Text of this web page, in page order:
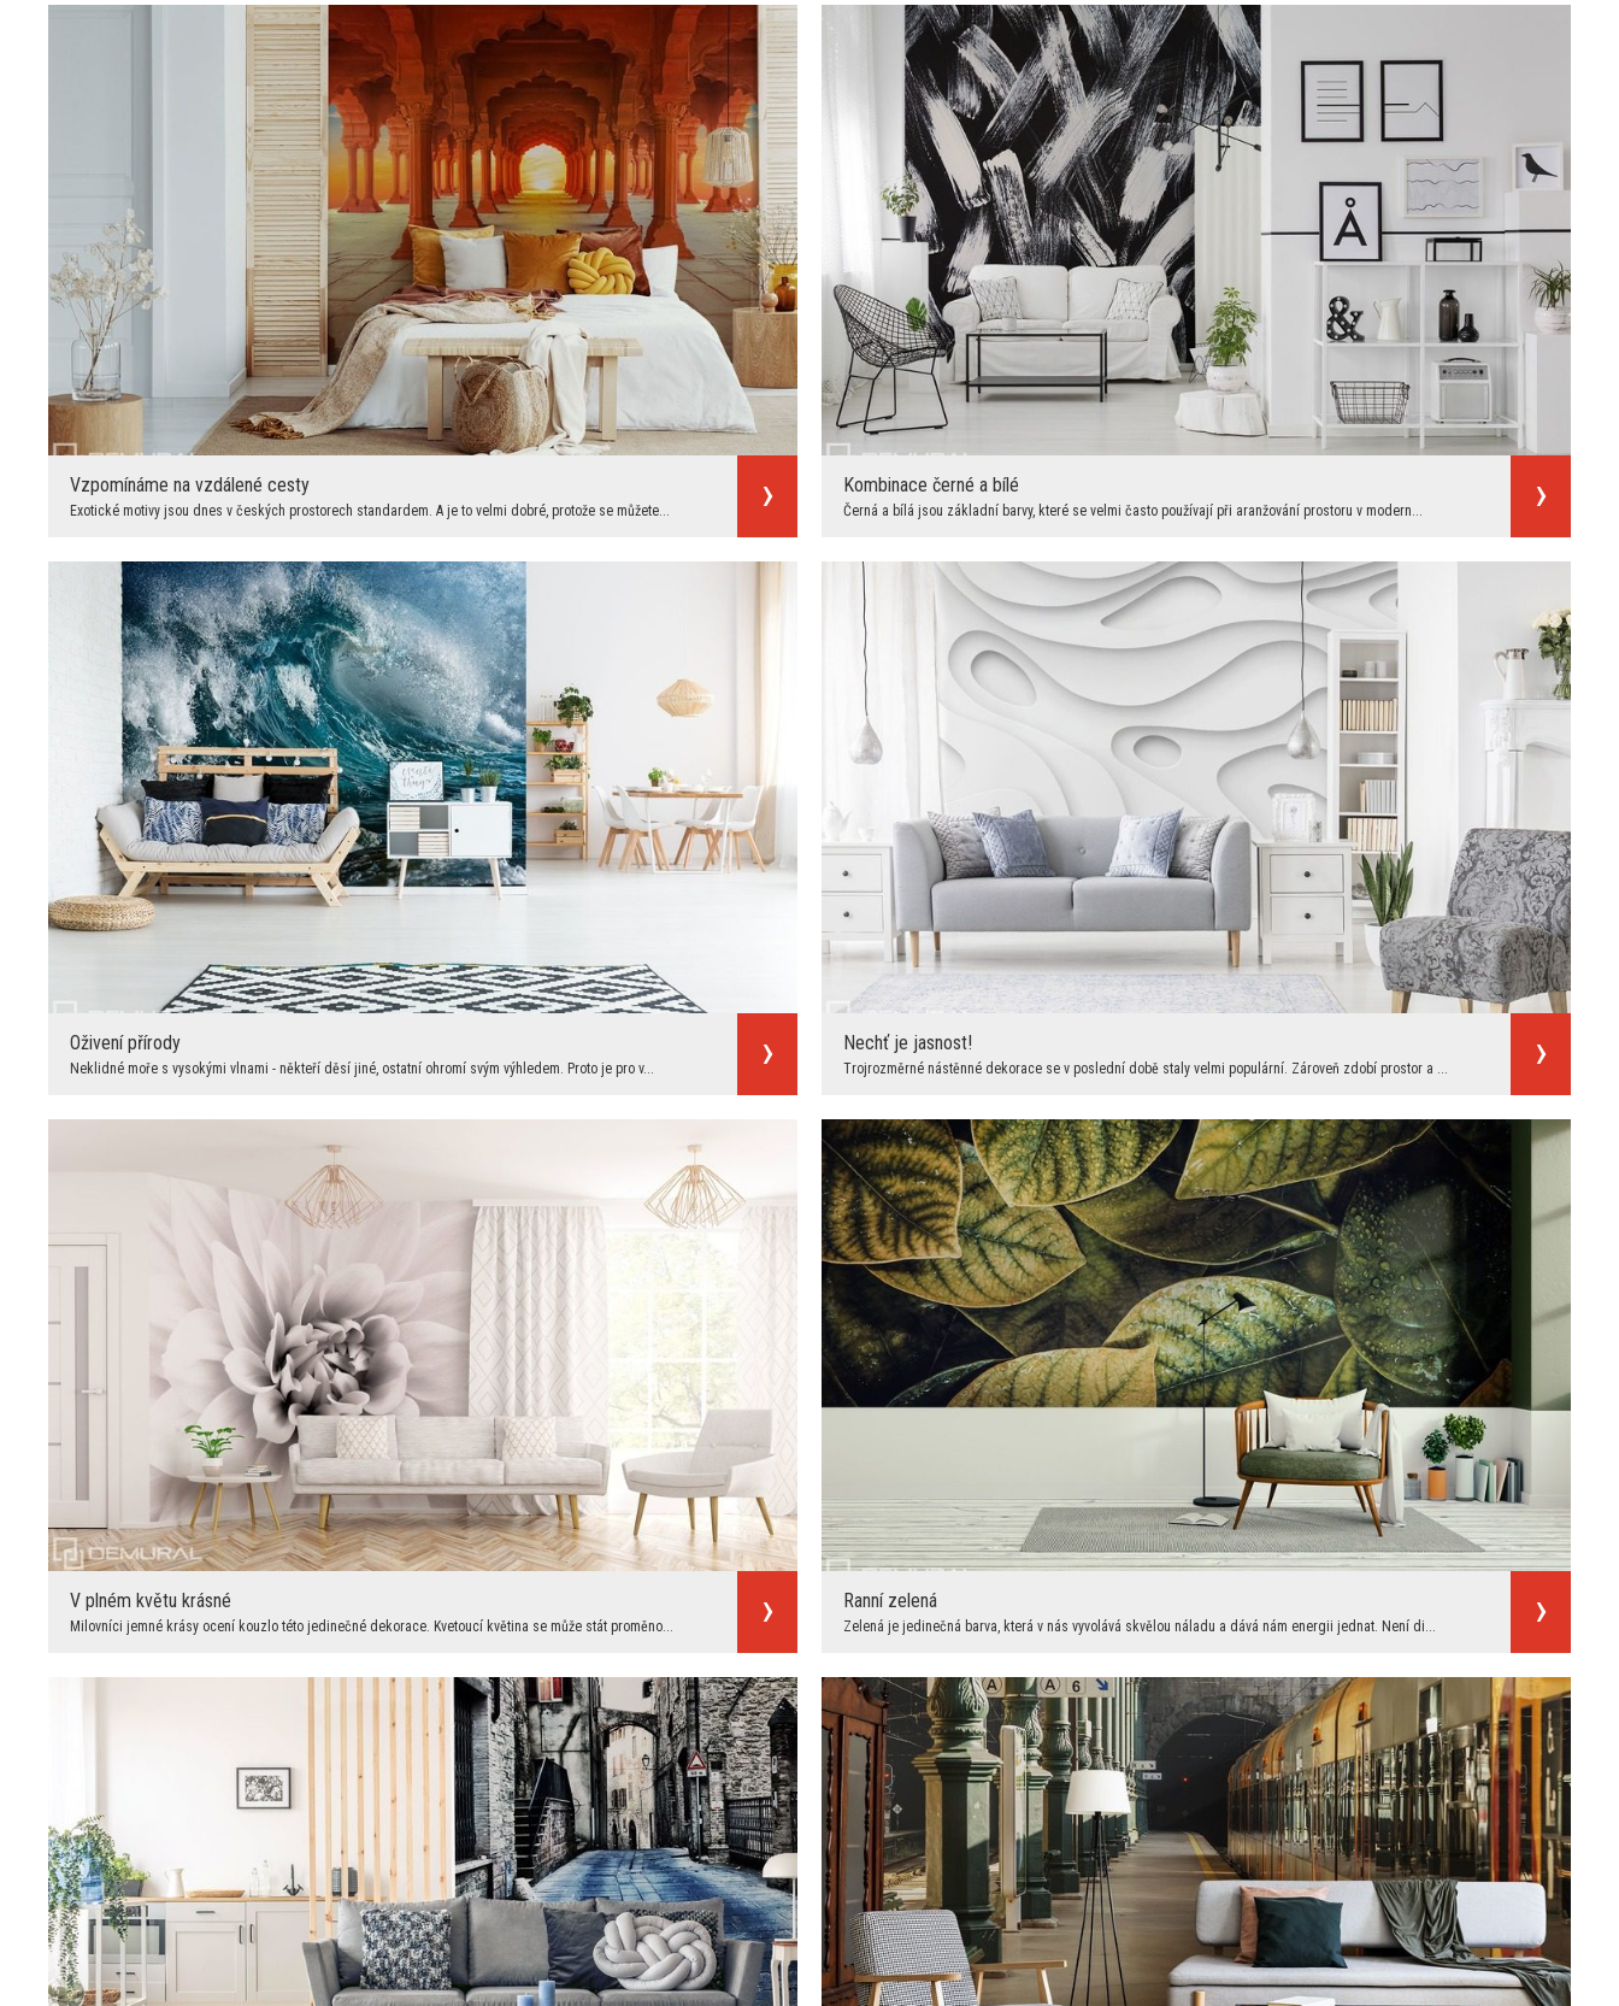
Vzpomínáme na vzdálené cesty
Exotické motivy jsou dnes v českých prostorech standardem. A je to velmi dobré, protože se můžete...
Kombinace černé a bílé
Černá a bílá jsou základní barvy, které se velmi často používají při aranžování prostoru v modern...
Oživení přírody
Neklidné moře s vysokými vlnami - někteří děsí jiné, ostatní ohromí svým výhledem. Proto je pro v...
Nechť je jasnost!
Trojrozměrné nástěnné dekorace se v poslední době staly velmi populární. Zároveň zdobí prostor a ...
V plném květu krásné
Milovníci jemné krásy ocení kouzlo této jedinečné dekorace. Kvetoucí květina se může stát proměno...
Ranní zelená
Zelená je jedinečná barva, která v nás vyvolává skvělou náladu a dává nám energii jednat. Není di...